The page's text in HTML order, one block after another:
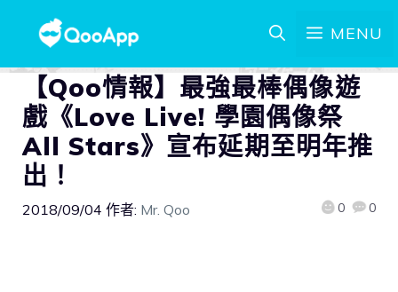
MENU
【Qoo情報】最強最棒偶像遊
戲《Love Live! 學園偶像祭
All Stars》宣布延期至明年推
出！
2018/09/04 作者: Mr. Qoo 0 0